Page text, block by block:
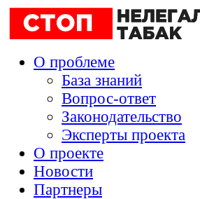
О проблеме
База знаний
Вопрос-ответ
Законодательство
Эксперты проекта
О проекте
Новости
Партнеры